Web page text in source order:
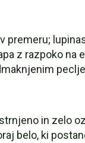
premeru;
z razpoko na
in zelo
belo, ki